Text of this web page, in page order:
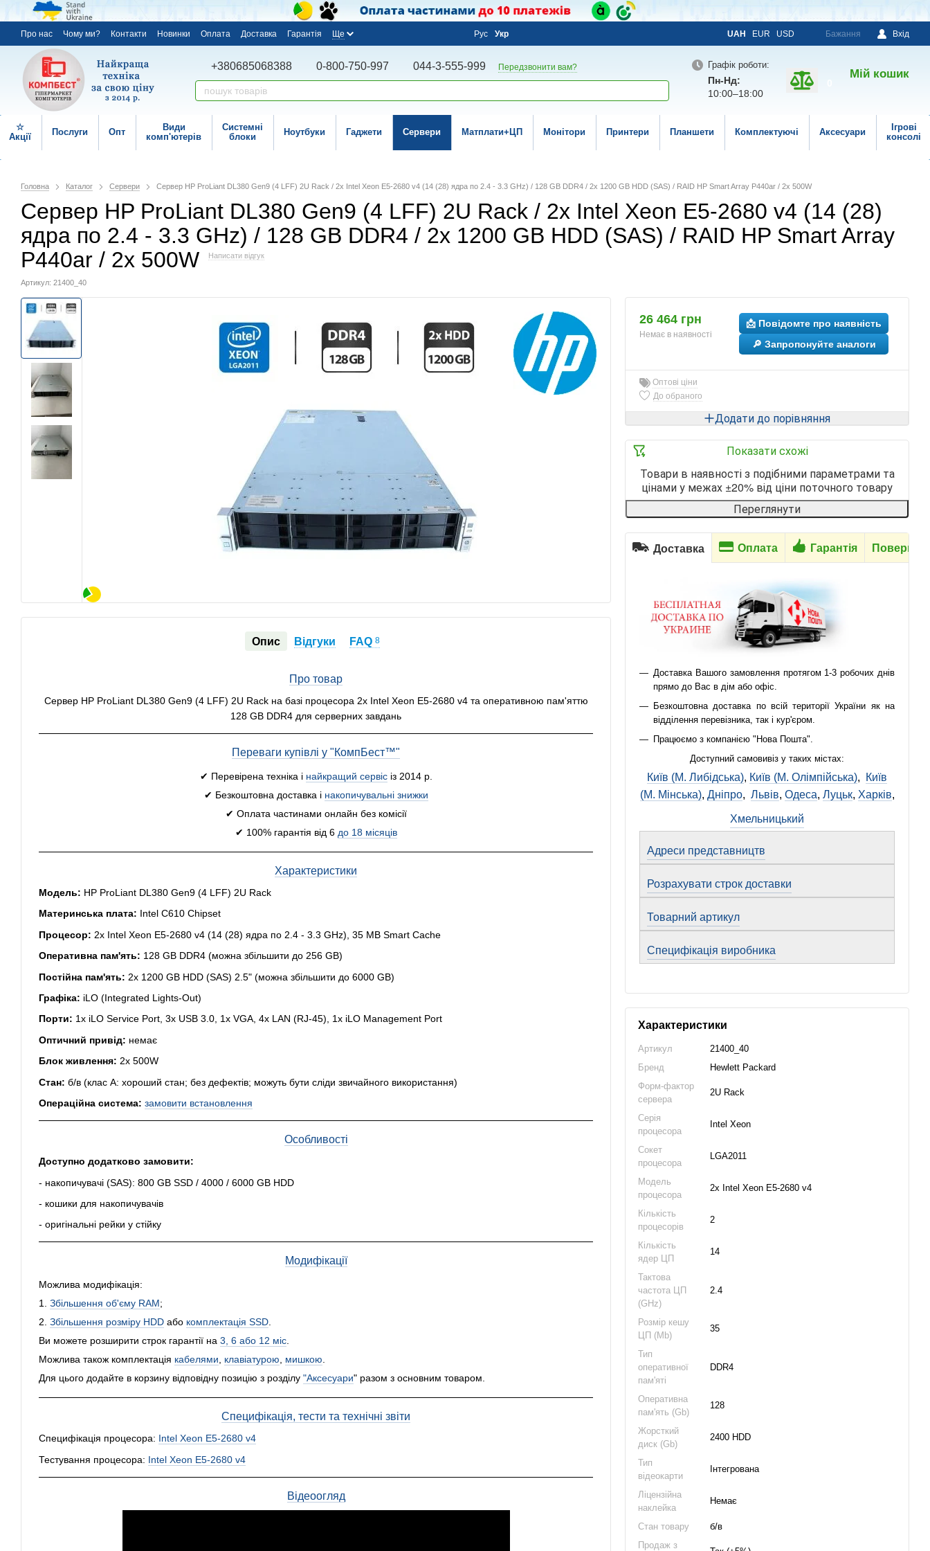
Про нас Чому ми? Контакти Новинки Оплата Доставка Гарантія Ще Рус Укр UAH EUR USD Бажання Вхід
+380685068388 0-800-750-997 044-3-555-999 Передзвонити вам? Графік роботи:
Пн-Нд:
10:00–18:00
Мій кошик
☆
Акції
Послуги Опт
Види
комп'ютерів
Системні
блоки
Ноутбуки Гаджети Сервери Матплати+ЦП Монітори Принтери Планшети Комплектуючі Аксесуари
Ігрові
консолі
Головна Каталог Сервери Сервер HP ProLiant DL380 Gen9 (4 LFF) 2U Rack / 2x Intel Xeon E5-2680 v4 (14 (28) ядра по 2.4 - 3.3 GHz) / 128 GB DDR4 / 2x 1200 GB HDD (SAS) / RAID HP Smart Array P440ar / 2x 500W
Сервер HP ProLiant DL380 Gen9 (4 LFF) 2U Rack / 2x Intel Xeon E5-2680 v4 (14 (28)
ядра по 2.4 - 3.3 GHz) / 128 GB DDR4 / 2x 1200 GB HDD (SAS) / RAID HP Smart Array
P440ar / 2x 500W
Написати відгук
Артикул: 21400_40
Опис Відгуки FAQ8
Про товар
Сервер HP ProLiant DL380 Gen9 (4 LFF) 2U Rack на базі процесора 2x Intel Xeon E5-2680 v4 та оперативною пам'яттю
128 GB DDR4 для серверних завдань
Переваги купівлі у "КомпБест™"
✔ Перевірена техніка і найкращий сервісіз 2014 р.
✔ Безкоштовна доставка і накопичувальні знижки
✔ Оплата частинами онлайн без комісії
✔ 100% гарантія від 6 до 18 місяців
Характеристики
Модель: HP ProLiant DL380 Gen9 (4 LFF) 2U Rack
Материнська плата: Intel C610 Chipset
Процесор: 2x Intel Xeon E5-2680 v4 (14 (28) ядра по 2.4 - 3.3 GHz), 35 MB Smart Cache
Оперативна пам'ять: 128 GB DDR4 (можна збільшити до 256 GB)
Постійна пам'ять: 2x 1200 GB HDD (SAS) 2.5" (можна збільшити до 6000 GB)
Графіка: iLO (Integrated Lights-Out)
Порти: 1x iLO Service Port, 3x USB 3.0, 1x VGA, 4x LAN (RJ-45), 1x iLO Management Port
Оптичний привід: немає
Блок живлення: 2x 500W
Стан: б/в (клас А: хороший стан; без дефектів; можуть бути сліди звичайного використання)
Операційна система: замовити встановлення
Особливості
Доступно додатково замовити:
- накопичувачі (SAS): 800 GB SSD / 4000 / 6000 GB HDD
- кошики для накопичувачів
- оригінальні рейки у стійку
Модифікації
Можлива модифікація:
1. Збільшення об'єму RAM;
2. Збільшення розміру HDD або комплектація SSD
Ви можете розширити строк гарантії на 3, 6 або 12 міс
Можлива також комплектація кабелями клавіатурою мишкою
Для цього додайте в корзину відповідну позицію з розділу "Аксесуари" разом з основним товаром.
Специфікація, тести та технічні звіти
Специфікація процесора: Intel Xeon E5-2680 v4
Тестування процесора: Intel Xeon E5-2680 v4
Відеоогляд
26 464 грн
Немає в наявності
📩 Повідомте про наявність
🔎 Запропонуйте аналоги
Оптові ціни
До обраного
Додати до порівняння
Показати схожі
Товари в наявності з подібними параметрами та
цінами у межах ±20% від ціни поточного товару
Переглянути
Доставка Оплата Гарантія
Доставка Вашого замовлення протягом 1-3 робочих днів
прямо до Вас в дім або офіс.
Безкоштовна доставка по всій території України як на
відділення перевізника, так і кур'єром.
Працюємо з компанією "Нова Пошта".
Доступний самовивіз у таких містах:
Київ (М. Либідська), Київ (М. Олімпійська),
Київ
(М. Мінська), Дніпро, Львів, Одеса, Луцьк, Харків,
Хмельницький
Адреси представництв
Розрахувати строк доставки
Товарний артикул
Специфікація виробника
Характеристики
Артикул
21400_40
Бренд
Hewlett Packard
Форм-фактор
сервера
2U Rack
Серія
процесора
Intel Xeon
Сокет
процесора
LGA2011
Модель
процесора
2x Intel Xeon E5-2680 v4
Кількість
процесорів
2
Кількість
ядер ЦП
14
Тактова
частота ЦП
(GHz)
2.4
Розмір кешу
ЦП (Mb)
35
Тип
оперативної
пам'яті
DDR4
Оперативна
пам'ять (Gb)
128
Жорсткий
диск (Gb)
2400 HDD
Тип
відеокарти
Інтегрована
Ліцензійна
наклейка
Немає
Стан товару
б/в
Продаж з